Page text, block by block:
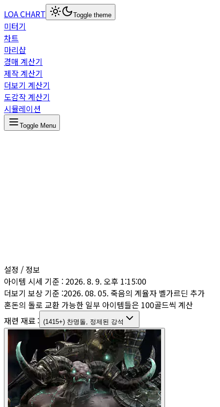
LOA CHART Toggle theme
미터기
차트
마리샵
경매 계산기
제작 계산기
더보기 계산기
도감작 계산기
시뮬레이션
Toggle Menu
설정 / 정보
아이템 시세 기준 : 2026. 8. 9. 오후 1:15:00
더보기 보상 기준 :2026. 08. 05. 죽음의 계율자 벨가르딘 추가
혼돈의 돌로 교환 가능한 일부 아이템들은 100골드씩 계산
재련 재료 : (1415+) 찬명돌, 정제된 강석